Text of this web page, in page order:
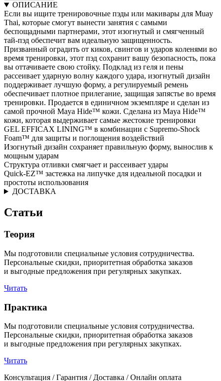
ОПИСАНИЕ
Если вы ищите тренировочные пэды или макивары для Muay
Thai, которые смогут вынести занятия с самыми
беспощадными партнерами, этот изогнутый и смягченный
тай-пэд обеспечит вам идеальную защищенность.
Призванный оградить от киков, свингов и ударов коленями во
время тренировки, этот пэд сохранит вашу безопасность, пока
вы оттачиваете свою стойку. Подклад из геля и пены
рассеивает ударную волну каждого удара, изогнутый дизайн
поддерживает лучшую форму, а регулируемый ремень
обеспечивает плотное прилегание, защищая запястье во время
тренировки. Продается в единичном экземпляре и сделан из
самой прочной Maya Hide™ кожи. Сделана из Maya Hide™
кожи, которая выдерживает самые жестокие тренировки
GEL EFFICAX LINING™ в комбинации с Supremo-Shock
Foam™ для защиты и поглощения воздействий
Изогнутый дизайн сохраняет правильную форму, вынослив к
мощным ударам
Структура отливки смягчает и рассеивает удары
Quick-EZ™ застежка на липучке для идеальной посадки и
простоты использования
ДОСТАВКА
Статьи
Теория
Мы подготовили специальные условия сотрудничества.
Персональные скидки, приоритетная обработка заказов
и выгодные предложения при регулярных закупках.
Читать
Практика
Мы подготовили специальные условия сотрудничества.
Персональные скидки, приоритетная обработка заказов
и выгодные предложения при регулярных закупках.
Читать
Консультация / Гарантия / Доставка / Онлайн оплата